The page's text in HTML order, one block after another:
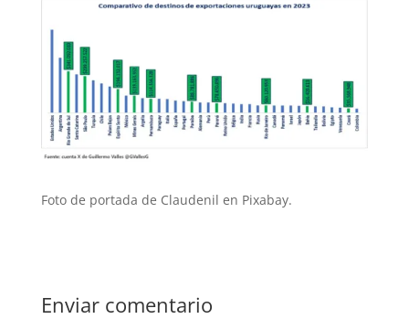
Foto de portada de Claudenil en Pixabay.
Enviar comentario